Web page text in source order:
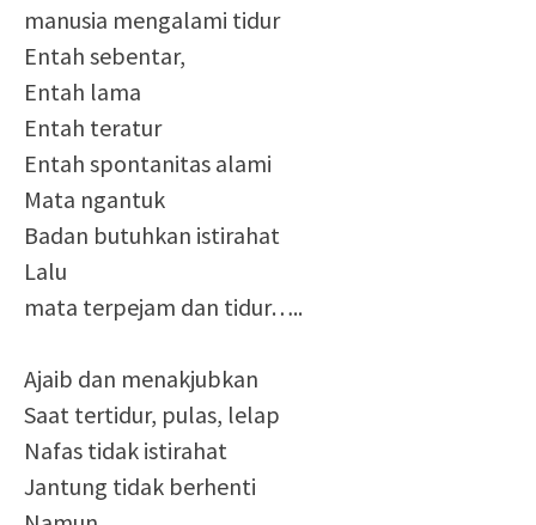
manusia mengalami tidur
Entah sebentar,
Entah lama
Entah teratur
Entah spontanitas alami
Mata ngantuk
Badan butuhkan istirahat
Lalu
mata terpejam dan tidur…..
Ajaib dan menakjubkan
Saat tertidur, pulas, lelap
Nafas tidak istirahat
Jantung tidak berhenti